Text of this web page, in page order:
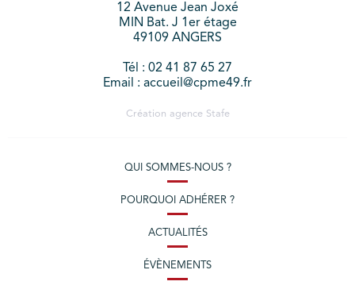
12 Avenue Jean Joxé
MIN Bat. J 1er étage
49109 ANGERS
Tél : 02 41 87 65 27
Email : accueil@cpme49.fr
Création agence Stafe
QUI SOMMES-NOUS ?
POURQUOI ADHÉRER ?
ACTUALITÉS
ÉVÈNEMENTS